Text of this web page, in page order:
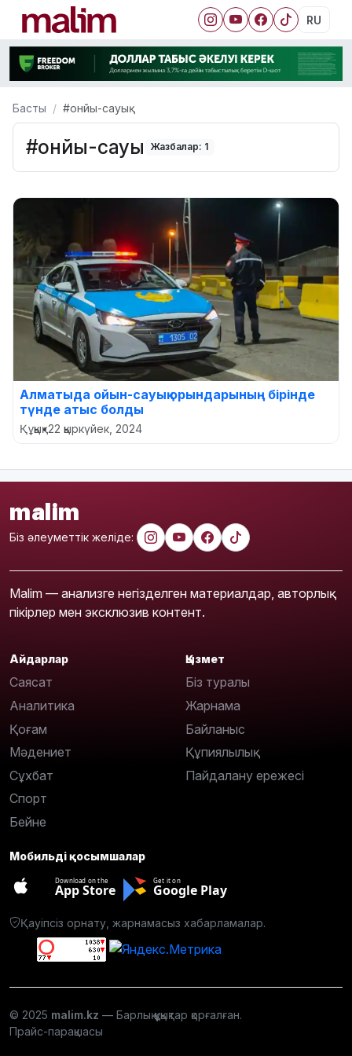
RU
Басты #онйы-сауық
#онйы-сауық Жазбалар: 1
Алматыда ойын-сауық орындарының бірінде
түнде атыс болды
Құқық•22 қыркүйек, 2024
malim
Біз әлеуметтік желіде:
Malim — анализге негізделген материалдар, авторлық
пікірлер мен эксклюзив контент.
Айдарлар
Саясат
Аналитика
Қоғам
Мәдениет
Сұхбат
Спорт
Бейне
Қызмет
Біз туралы
Жарнама
Байланыс
Құпиялылық
Пайдалану ережесі
Мобильді қосымшалар
Download on the
App Store
Get it on
Google Play
Қауіпсіз орнату, жарнамасыз хабарламалар.
© 2025 malim.kz — Барлық құқықтар қорғалған.
Прайс-парақшасы